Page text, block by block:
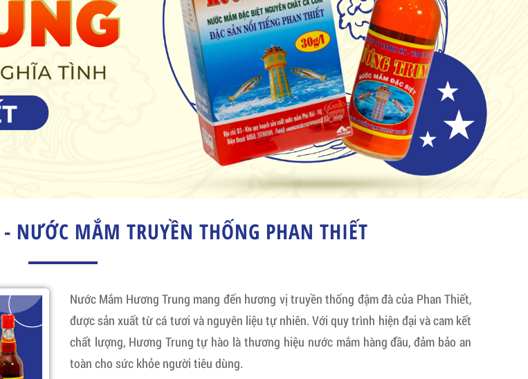
NƯỚC MẮM TRUYỀN THỐNG PHAN THIẾT
Nước Mắm Hương Trung mang đến hương vị truyền thống đậm đà của Phan Thiết,
được sản xuất từ cá tươi và nguyên liệu tự nhiên. Với quy trình hiện đại và cam kết
chất lượng, Hương Trung tự hào là thương hiệu nước mắm hàng đầu, đảm bảo an
toàn cho sức khỏe người tiêu dùng.